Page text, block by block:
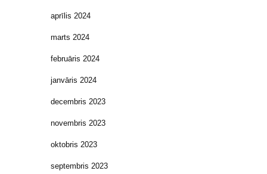
aprīlis 2024
marts 2024
februāris 2024
janvāris 2024
decembris 2023
novembris 2023
oktobris 2023
septembris 2023